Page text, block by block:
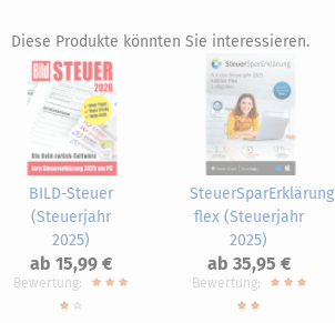
Diese Produkte könnten Sie interessieren.
BILD-Steuer
(Steuerjahr
2025)
ab 15,99 €
Bewertung:
SteuerSparErklärung
flex (Steuerjahr
2025)
ab 35,95 €
Bewertung: